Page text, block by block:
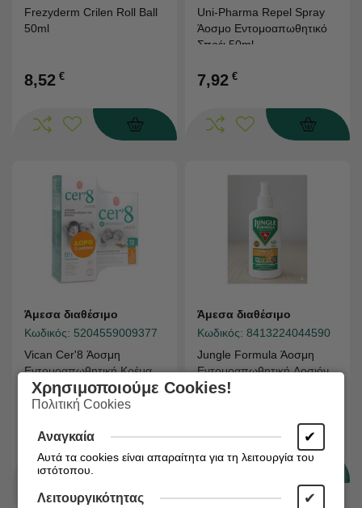
Frezyderm Crilen Roll Ball
50ml
8,52 €
Uni-Pharma Repel Spray
Άοσμο Εντομοαπωθητικό
Σπρέι 50ml
7,92 €
Άμεσα διαθέσιμο
Κωδικός: 5204559009377
Vican Cer'8 Άοσμη
Εντομοαπωθητική Κρέμα
σε Σωληνάριο Κατάλληλη
για Παιδιά 150ml +strips
Άμεσα διαθέσιμο
Κωδικός: 8413224044590
Jungle Formula Άοσμη
Εντομοαπωθητική Λοσιόν
σε Spray Κατάλληλη για
Χρησιμοποιούμε Cookies!
Πολιτική Cookies
Αναγκαία ✔
Αυτά τα cookies είναι απαραίτητα για τη λειτουργία του
ιστότοπου.
Λειτουργικότητας ✔